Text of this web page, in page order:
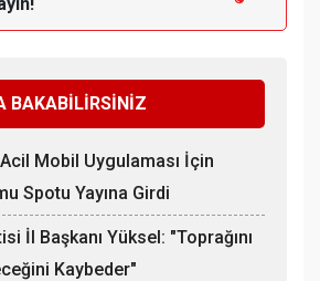
BAKABİLİRSİNİZ
Acil Mobil Uygulaması İçin
Spotu Yayına Girdi
İl Başkanı Yüksel: "Toprağını
Kaybeder"